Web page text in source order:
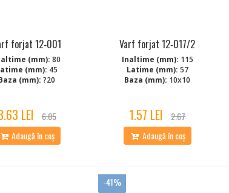
forjat 12‑001
(mm): 80
(mm): 45
(mm): ?20
LEI 6.05
Adaugă în coș
Varf forjat 12‑017/2
Inaltime (mm): 115
Latime (mm): 57
Baza (mm): 10x10
1.57 LEI 2.67
Adaugă în coș
-41%